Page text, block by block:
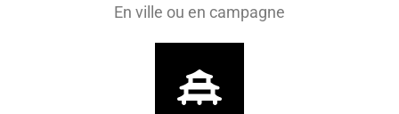
En ville ou en campagne